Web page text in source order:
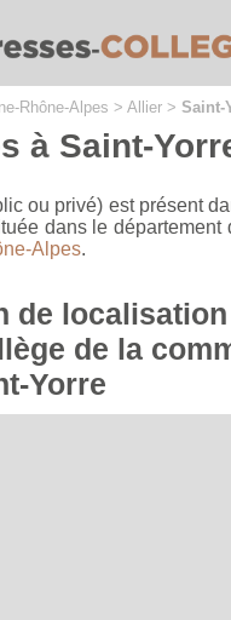
Rhône-Alpes > Allier > Saint-
à Saint-
ou privé) est présent
dans le département
Alpes.
de
de la
Yorre